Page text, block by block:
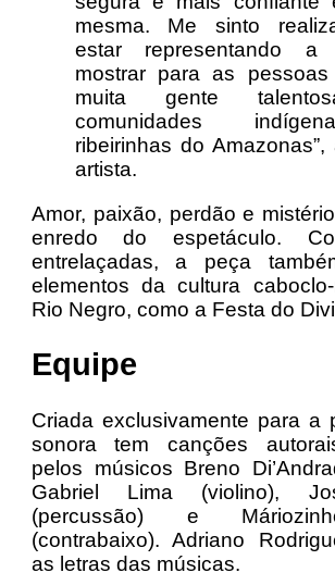
mesma. Me sinto
estar representando
mostrar para as
muita gente
comunidades
ribeirinhas do Amazonas”,
artista.
Amor, paixão, perdão e
enredo do espetáculo.
entrelaçadas, a peça
elementos da cultura
Rio Negro, como a Festa do
Equipe
Criada exclusivamente para a
sonora tem canções
pelos músicos Breno
Gabriel Lima (violino),
(percussão) e
(contrabaixo). Adriano
as letras das músicas.